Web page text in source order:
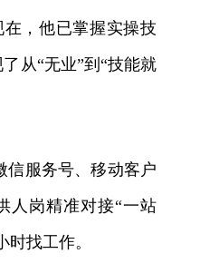
，他已掌握实操技
从“无业”到“技能就
服务号、移动客户
人岗精准对接“一站
找工作。